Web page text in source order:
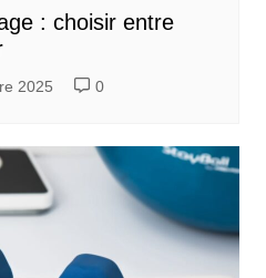
: choisir entre
2025 0